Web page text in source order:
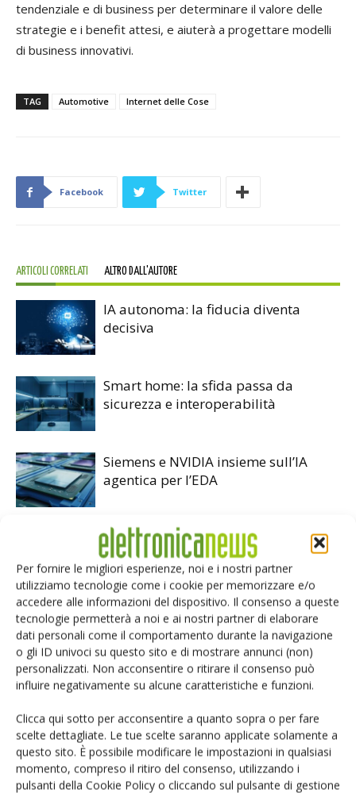
Per fornire le migliori esperienze, noi e i nostri partner
utilizziamo tecnologie come i cookie per memorizzare e/o
accedere alle informazioni del dispositivo. Il consenso a queste
tecnologie permetterà a noi e ai nostri partner di elaborare
dati personali come il comportamento durante la navigazione
o gli ID univoci su questo sito e di mostrare annunci (non)
personalizzati. Non acconsentire o ritirare il consenso può
influire negativamente su alcune caratteristiche e funzioni.
Clicca qui sotto per acconsentire a quanto sopra o per fare
scelte dettagliate. Le tue scelte saranno applicate solamente a
questo sito. È possibile modificare le impostazioni in qualsiasi
momento, compreso il ritiro del consenso, utilizzando i
pulsanti della Cookie Policy o cliccando sul pulsante di gestione
tendenziale e di business per determinare il valore delle
strategie e i benefit attesi, e aiuterà a progettare modelli
di business innovativi.
TAG Automotive Internet delle Cose
Facebook Twitter
ARTICOLI CORRELATI ALTRO DALL'AUTORE
IA autonoma: la fiducia diventa
decisiva
Smart home: la sfida passa da
sicurezza e interoperabilità
Siemens e NVIDIA insieme sull’IA
agentica per l’EDA
LASCIA UN COMMENTO